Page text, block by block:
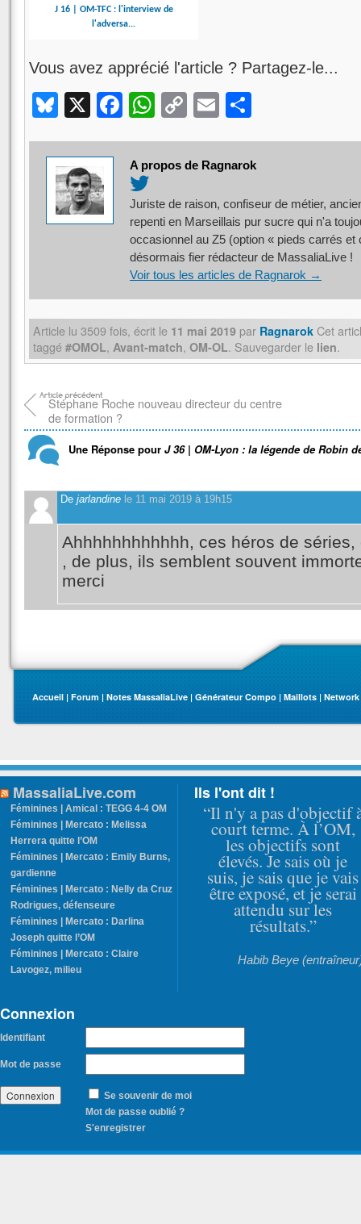
J 16 | OM-TFC : l'interview de
l'adversa...
Vous avez apprécié l'article ? Partagez-le...
Bluesky
X Facebook
WhatsApp
CopyEmail
A propos de Ragnarok
Juriste de raison, confiseur de métier,
repenti en Marseillais pur sucre qui n'a
occasionnel au Z5 (option « pieds carrés
désormais fier rédacteur de MassaliaLive !
Voir tous les articles de Ragnarok →
Article lu 3509 fois, écrit le 11 mai 2019 par Ragnarok Cet
taggé #OMOL, Avant-match, OM-OL. Sauvegarder le lien.
Stéphane Roche nouveau directeur du centre
de formation ?
Une Réponse pour J 36 | OM-Lyon : la légende de Robin
De jarlandine le 11 mai 2019 à 19h15
Ahhhhhhhhhhhh, ces héros de
, de plus, ils semblent souvent
merci
Accueil | Forum | Notes MassaliaLive | Générateur Compo | Maillots | Network
MassaliaLive.com
Féminines | Amical : TEGG 4-4 OM
Féminines | Mercato : Melissa
Herrera quitte l’OM
Féminines | Mercato : Emily Burns,
gardienne
Féminines | Mercato : Nelly da Cruz
Rodrigues, défenseure
Féminines | Mercato : Darlina
Joseph quitte l’OM
Féminines | Mercato : Claire
Lavogez, milieu
Ils l'ont dit !
“Il n'y a pas d'objectif
court terme. À l’OM,
les objectifs sont
élevés. Je sais où je
suis, je sais que je vais
être exposé, et je serai
attendu sur les
résultats.”
Habib Beye
Connexion
Identifiant
Mot de passe
Se souvenir de moi
Mot de passe oublié ?
S'enregistrer